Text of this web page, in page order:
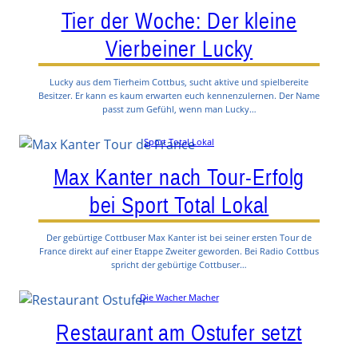
Tier der Woche: Der kleine
Vierbeiner Lucky
Lucky aus dem Tierheim Cottbus, sucht aktive und spielbereite
Besitzer. Er kann es kaum erwarten euch kennenzulernen. Der Name
passt zum Gefühl, wenn man Lucky…
Sport Total Lokal
Max Kanter nach Tour-Erfolg
bei Sport Total Lokal
Der gebürtige Cottbuser Max Kanter ist bei seiner ersten Tour de
France direkt auf einer Etappe Zweiter geworden. Bei Radio Cottbus
spricht der gebürtige Cottbuser…
Die Wacher Macher
Restaurant am Ostufer setzt